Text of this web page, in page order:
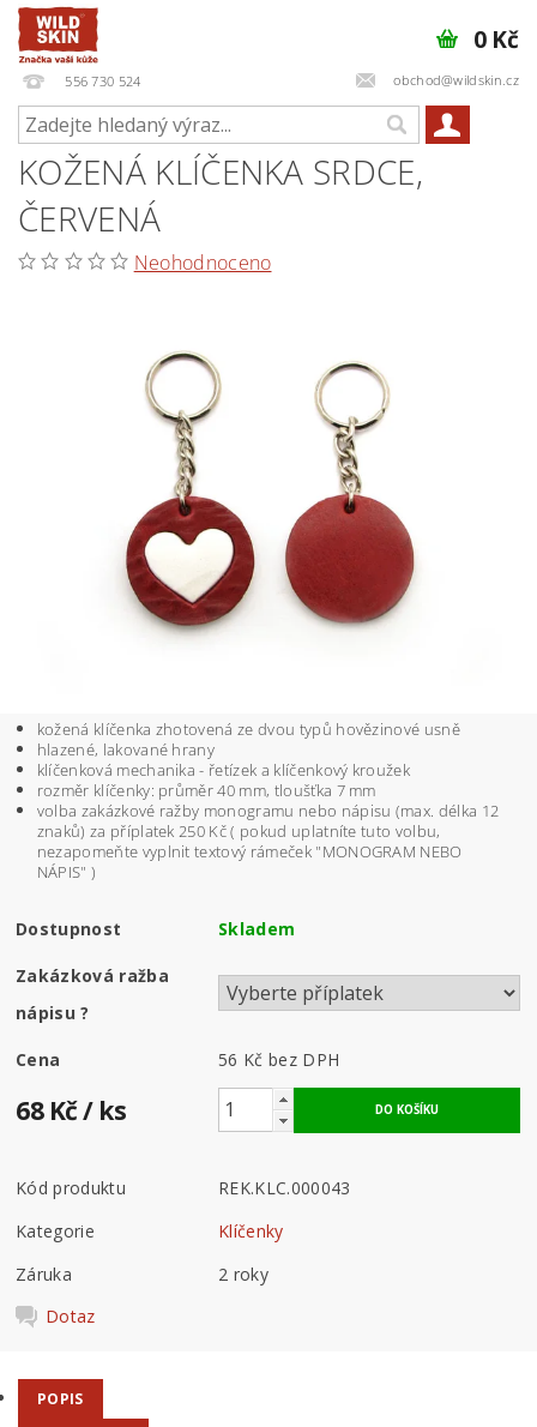
556 730 524 obchod@wildskin.cz
0 Kč
KOŽENÁ KLÍČENKA SRDCE,
ČERVENÁ
Neohodnoceno
kožená klíčenka zhotovená ze dvou typů hovězinové usně
hlazené, lakované hrany
klíčenková mechanika - řetízek a klíčenkový kroužek
rozměr klíčenky: průměr 40 mm, tloušťka 7 mm
volba zakázkové ražby monogramu nebo nápisu (max. délka 12
znaků) za příplatek 250 Kč( pokud uplatníte tuto volbu,
nezapomeňte vyplnit textový rámeček "MONOGRAM NEBO
NÁPIS" )
Dostupnost Skladem
Zakázková ražba
nápisu?
Cena 56 Kč bez DPH
68 Kč/ ks
Kód produktu
REK.KLC.000043
Kategorie
Klíčenky
Záruka
2 roky
Dotaz
POPIS